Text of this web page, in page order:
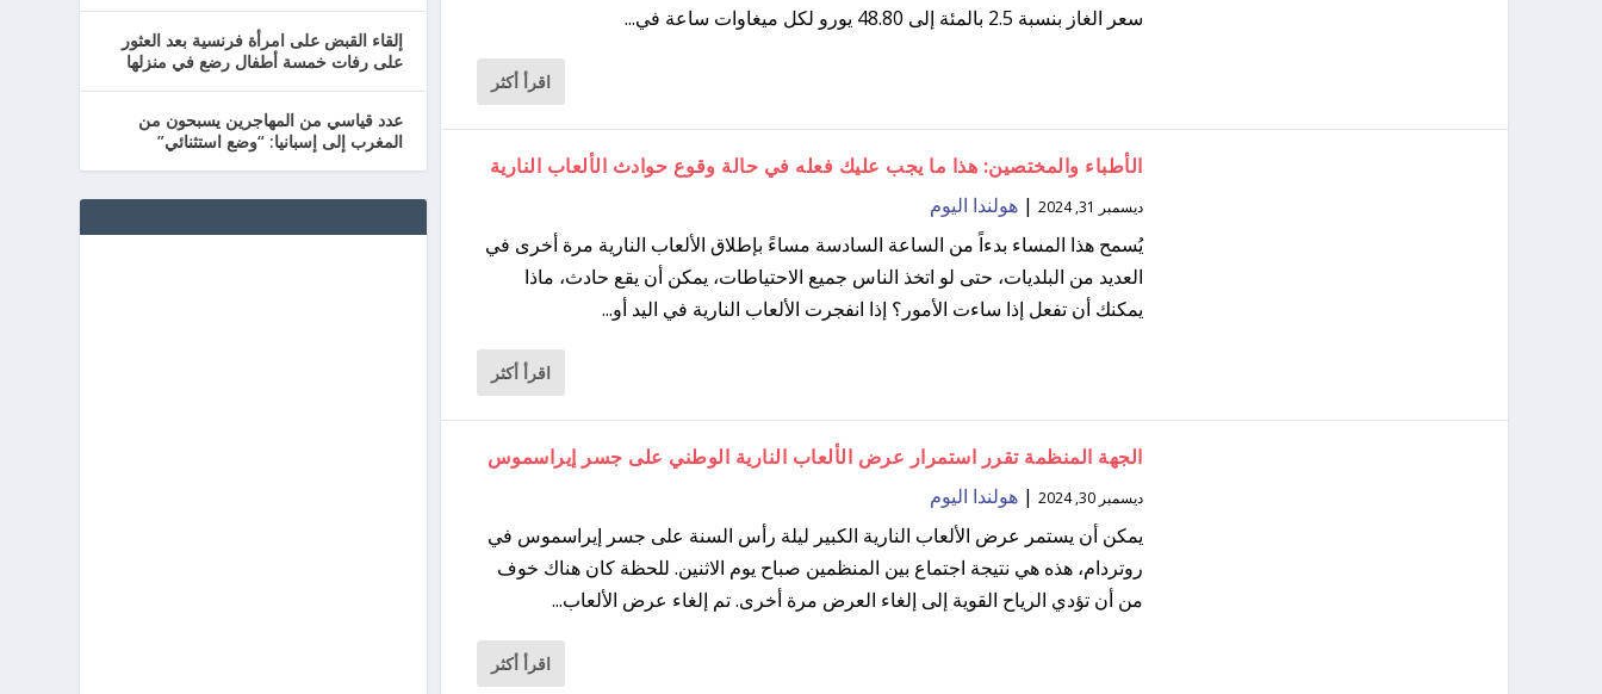
سعر الغاز بنسبة 2.5 بالمئة إلى 48.80 يورو لكل ميغاوات ساعة في...
اقرأ أكثر
الأطباء والمختصين: هذا ما يجب عليك فعله في حالة وقوع حوادث الألعاب النارية
ديسمبر 31, 2024 |هولندا اليوم
يُسمح هذا المساء بدءاً من الساعة السادسة مساءً بإطلاق الألعاب النارية مرة أخرى في
العديد من البلديات، حتى لو اتخذ الناس جميع الاحتياطات، يمكن أن يقع حادث، ماذا
يمكنك أن تفعل إذا ساءت الأمور؟ إذا انفجرت الألعاب النارية في اليد أو...
اقرأ أكثر
الجهة المنظمة تقرر استمرار عرض الألعاب النارية الوطني على جسر إيراسموس
ديسمبر 30, 2024 |هولندا اليوم
يمكن أن يستمر عرض الألعاب النارية الكبير ليلة رأس السنة على جسر إيراسموس في
روتردام، هذه هي نتيجة اجتماع بين المنظمين صباح يوم الاثنين. للحظة كان هناك خوف
من أن تؤدي الرياح القوية إلى إلغاء العرض مرة أخرى. تم إلغاء عرض الألعاب...
اقرأ أكثر
إلقاء القبض على امرأة فرنسية بعد العثور
على رفات خمسة أطفال رضع في منزلها
عدد قياسي من المهاجرين يسبحون من
المغرب إلى إسبانيا: “وضع استثنائي”